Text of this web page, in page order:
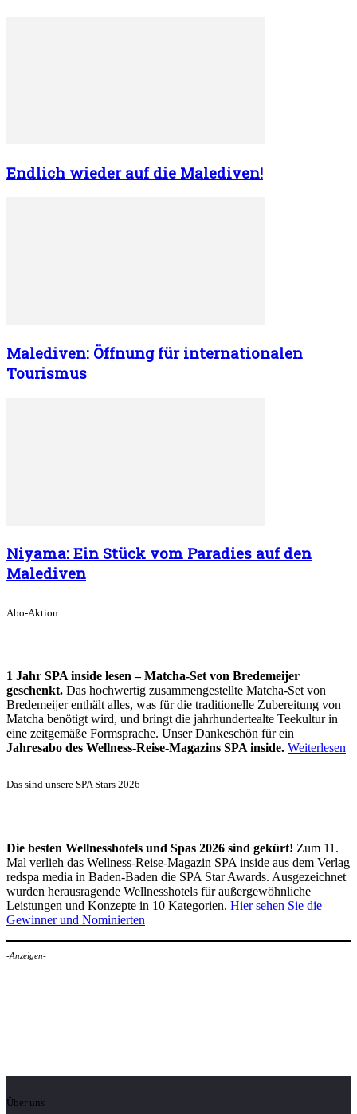
Endlich wieder auf die Malediven!
Malediven: Öffnung für internationalen
Tourismus
Niyama: Ein Stück vom Paradies auf den
Malediven
Abo-Aktion
1 Jahr SPA inside lesen – Matcha-Set von Bredemeijer
geschenkt. Das hochwertig zusammengestellte Matcha-Set von
Bredemeijer enthält alles, was für die traditionelle Zubereitung von
Matcha benötigt wird, und bringt die jahrhundertealte Teekultur in
eine zeitgemäße Formsprache. Unser Dankeschön für ein
Jahresabo des Wellness-Reise-Magazins SPA inside. Weiterlesen
Das sind unsere SPA Stars 2026
Die besten Wellnesshotels und Spas 2026 sind gekürt! Zum 11.
Mal verlieh das Wellness-Reise-Magazin SPA inside aus dem Verlag
redspa media in Baden-Baden die SPA Star Awards. Ausgezeichnet
wurden herausragende Wellnesshotels für außergewöhnliche
Leistungen und Konzepte in 10 Kategorien. Hier sehen Sie die
Gewinner und Nominierten
-Anzeigen-
Über uns